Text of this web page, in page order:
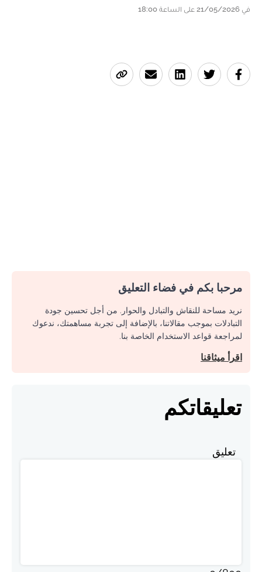
في 21/05/2026 على الساعة 18:00
مرحبا بكم في فضاء التعليق
نريد مساحة للنقاش والتبادل والحوار. من أجل تحسين جودة
التبادلات بموجب مقالاتنا، بالإضافة إلى تجربة مساهمتك، ندعوك
لمراجعة قواعد الاستخدام الخاصة بنا.
اقرأ ميثاقنا
تعليقاتكم
تعليق